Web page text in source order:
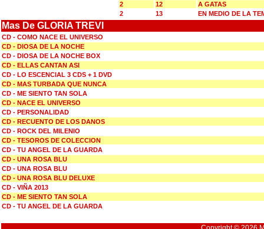
2
12
A GATAS
2
13 EN MEDIO DE LA
Mas De GLORIA TREVI
CD - COMO NACE EL UNIVERSO
CD - DIOSA DE LA NOCHE
CD - DIOSA DE LA NOCHE BOX
CD - ELLAS CANTAN ASI
CD - LO ESCENCIAL 3 CDS + 1 DVD
CD - MAS TURBADA QUE NUNCA
CD - ME SIENTO TAN SOLA
CD - NACE EL UNIVERSO
CD - PERSONALIDAD
CD - RECUENTO DE LOS DANOS
CD - ROCK DEL MILENIO
CD - TESOROS DE COLECCION
CD - TU ANGEL DE LA GUARDA
CD - UNA ROSA BLU
CD - UNA ROSA BLU
CD - UNA ROSA BLU DELUXE
CD - VIÑA 2013
CD - ME SIENTO TAN SOLA
CD - TU ANGEL DE LA GUARDA